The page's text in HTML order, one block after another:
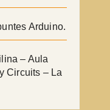
Arduino.
– Aula
Circuits – La